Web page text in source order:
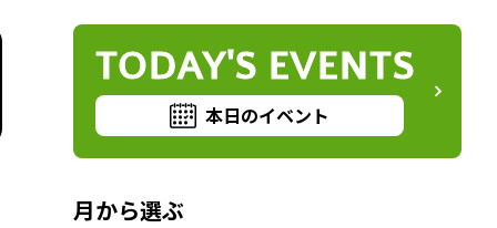
TODAY'S EVENTS
本日のイベント
月から選ぶ